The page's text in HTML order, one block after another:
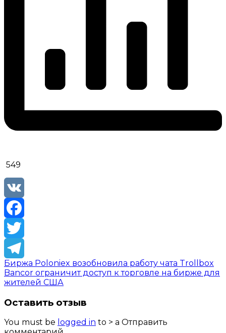
549
VK
Facebook
Twitter
Telegram
Биржа Poloniex возобновила работу чата Trollbox
Bancor ограничит доступ к торговле на бирже для
жителей США
Оставить отзыв
You must be logged in to > a Отправить